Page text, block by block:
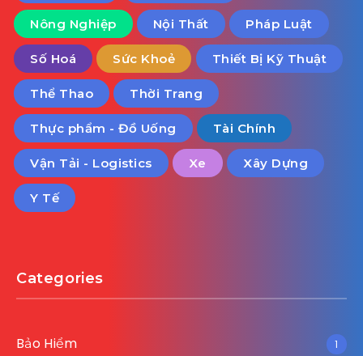
Nông Nghiệp Nội Thất Pháp Luật
Số Hoá Sức Khoẻ Thiết Bị Kỹ Thuật
Thể Thao Thời Trang
Thực phẩm - Đồ Uống Tài Chính
Vận Tải - Logistics Xe Xây Dựng
Y Tế
Categories
Bảo Hiểm 1